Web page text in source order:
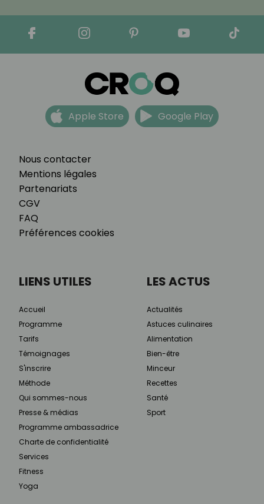
Nous contacter
Mentions légales
Partenariats
CGV
FAQ
Préférences cookies
Apple Store Google Play
LIENS UTILES
Accueil
Programme
Tarifs
Témoignages
S'inscrire
Méthode
Qui sommes-nous
Presse & médias
Programme ambassadrice
Charte de confidentialité
Services
Fitness
Yoga
LES ACTUS
Actualités
Astuces culinaires
Alimentation
Bien-être
Minceur
Recettes
Santé
Sport